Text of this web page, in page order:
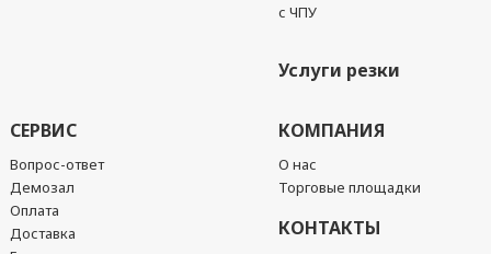
с ЧПУ
Услуги резки
СЕРВИС
Вопрос-ответ
Демозал
Оплата
Доставка
КОМПАНИЯ
О нас
Торговые площадки
КОНТАКТЫ